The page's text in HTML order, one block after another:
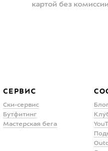
картой без комиссии
СЕРВИС
Ски-сервис
Бутфитинг
Мастерская бега